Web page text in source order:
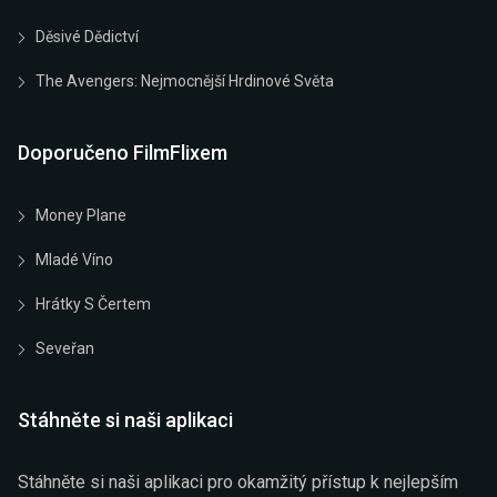
Děsivé Dědictví
The Avengers: Nejmocnější Hrdinové Světa
Doporučeno FilmFlixem
Money Plane
Mladé Víno
Hrátky S Čertem
Seveřan
Stáhněte si naši aplikaci
Stáhněte si naši aplikaci pro okamžitý přístup k nejlepším